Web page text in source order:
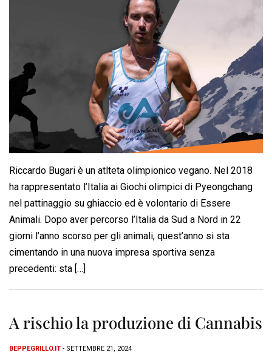
Riccardo Bugari è un atlteta olimpionico vegano. Nel 2018
ha rappresentato l’Italia ai Giochi olimpici di Pyeongchang
nel pattinaggio su ghiaccio ed è volontario di Essere
Animali. Dopo aver percorso l’Italia da Sud a Nord in 22
giorni l’anno scorso per gli animali, quest’anno si sta
cimentando in una nuova impresa sportiva senza
precedenti: sta […]
A rischio la produzione di Cannabis
BEPPEGRILLO.IT - SETTEMBRE 21, 2024